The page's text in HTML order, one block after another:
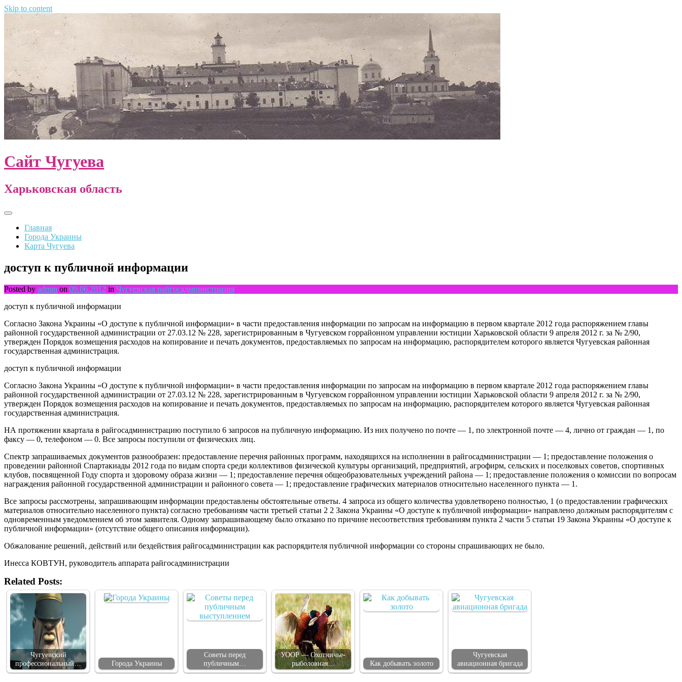
Skip to content
Сайт Чугуева
Харьковская область
Главная
Города Украины
Карта Чугуева
доступ к публичной информации
Posted by admin on 09.06.2012 in Чугуевская райгосадминистрация
доступ к публичной информации
Согласно Закона Украины «О доступе к публичной информации» в части предоставления информации по запросам на информацию в первом квартале 2012 года распоряжением главы
районной государственной администрации от 27.03.12 № 228, зарегистрированным в Чугуевском горрайонном управлении юстиции Харьковской области 9 апреля 2012 г. за № 2/90,
утвержден Порядок возмещения расходов на копирование и печать документов, предоставляемых по запросам на информацию, распорядителем которого является Чугуевская районная
государственная администрация.
доступ к публичной информации
Согласно Закона Украины «О доступе к публичной информации» в части предоставления информации по запросам на информацию в первом квартале 2012 года распоряжением главы
районной государственной администрации от 27.03.12 № 228, зарегистрированным в Чугуевском горрайонном управлении юстиции Харьковской области 9 апреля 2012 г. за № 2/90,
утвержден Порядок возмещения расходов на копирование и печать документов, предоставляемых по запросам на информацию, распорядителем которого является Чугуевская районная
государственная администрация.
НА протяжении квартала в райгосадминистрацию поступило 6 запросов на публичную информацию. Из них получено по почте — 1, по электронной почте — 4, лично от граждан — 1, по
факсу — 0, телефоном — 0. Все запросы поступили от физических лиц.
Спектр запрашиваемых документов разнообразен: предоставление перечня районных программ, находящихся на исполнении в райгосадминистрации — 1; предоставление положения о
проведении районной Спартакиады 2012 года по видам спорта среди коллективов физической культуры организаций, предприятий, агрофирм, сельских и поселковых советов, спортивных
клубов, посвященной Году спорта и здоровому образа жизни — 1; предоставление перечня общеобразовательных учреждений района — 1; предоставление положения о комиссии по вопросам
награждения районной государственной администрации и районного совета — 1; предоставление графических материалов относительно населенного пункта — 1.
Все запросы рассмотрены, запрашивающим информации предоставлены обстоятельные ответы. 4 запроса из общего количества удовлетворено полностью, 1 (о предоставлении графических
материалов относительно населенного пункта) согласно требованиям части третьей статьи 2 2 Закона Украины «О доступе к публичной информации» направлено должным распорядителям с
одновременным уведомлением об этом заявителя. Одному запрашивающему было отказано по причине несоответствия требованиям пункта 2 части 5 статьи 19 Закона Украины «О доступе к
публичной информации» (отсутствие общего описания информации).
Обжалование решений, действий или бездействия райгосадминистрации как распорядителя публичной информации со стороны спрашивающих не было.
Инесса КОВТУН, руководитель аппарата райгосадминистрации
Related Posts:
Чугуевский
профессиональный…
Города Украины
Советы перед
публичным…
УООР — Охотничье-
рыболовная…
Как добывать золото
Чугуевская
авиационная бригада